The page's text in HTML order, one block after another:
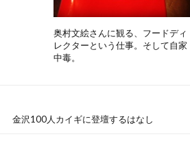
奥村文絵さんに観る、フードディ
レクターという仕事。そして自家
中毒。
金沢100人カイギに登壇するはなし